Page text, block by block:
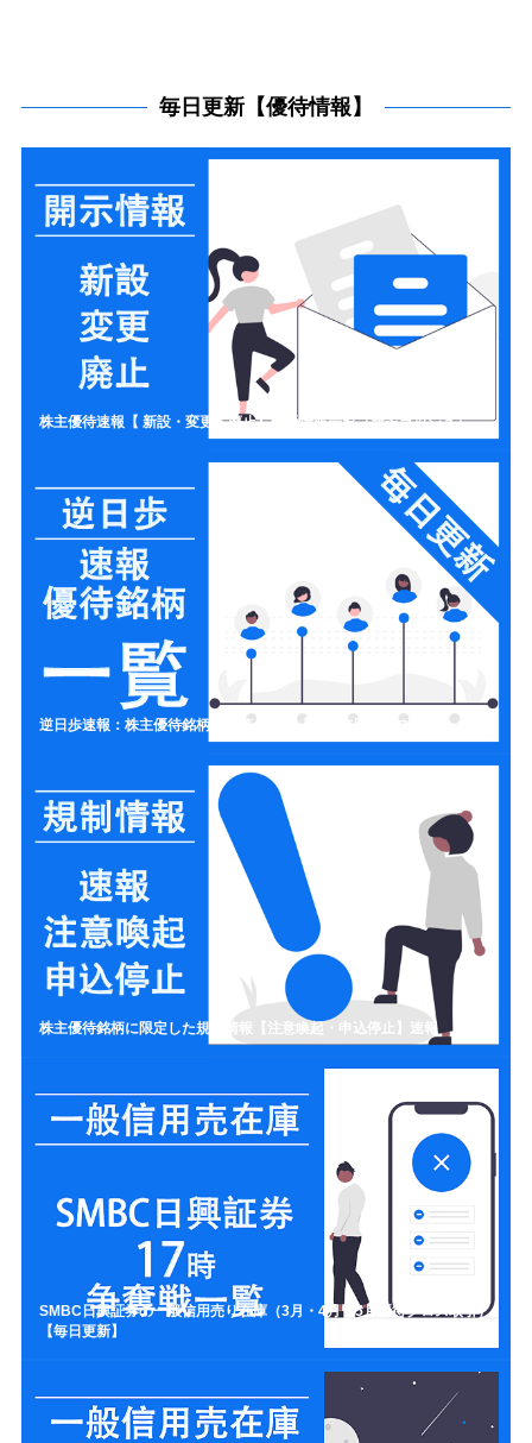
毎日更新【優待情報】
株主優待速報【 新設・変更・廃止】開示情報一覧（新設ラッシュ）
逆日歩速報：株主優待銘柄の一覧リスト【制度信用クロス取引】
株主優待銘柄に限定した規制情報【注意喚起・申込停止】速報
SMBC日興証券の一般信用売り在庫（3月・4月・5月優待クロス取引）
【毎日更新】